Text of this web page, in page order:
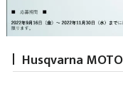
Husqvarna